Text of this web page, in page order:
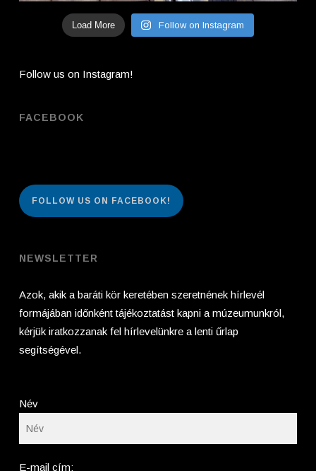
Load More Follow on Instagram
Follow us on Instagram!
FACEBOOK
FOLLOW US ON FACEBOOK!
NEWSLETTER
Azok, akik a baráti kör keretében szeretnének hírlevél
formájában időnként tájékoztatást kapni a múzeumunkról,
kérjük iratkozzanak fel hírlevelünkre a lenti űrlap
segítségével.
Név
E-mail cím: